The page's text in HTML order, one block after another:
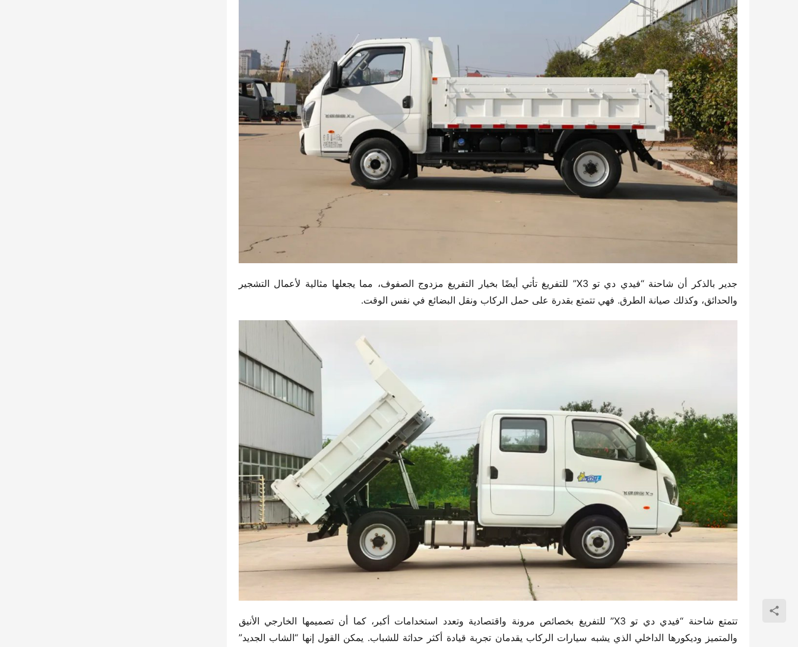
والحدائق، وكذلك صيانة الطرق. فهي تتمتع بقدرة على حمل الركاب ونقل البضائع في نفس الوقت.